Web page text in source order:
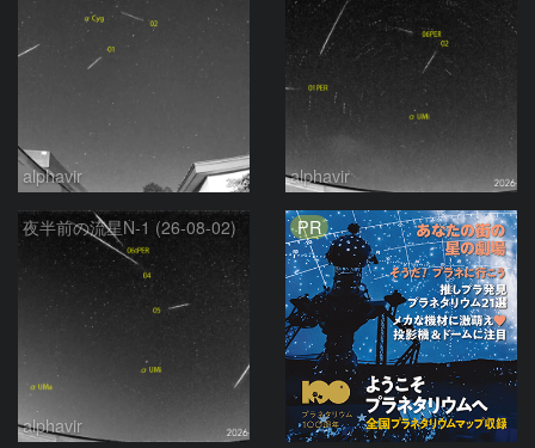
alphavir alphavir
夜半前の流星N-1 (26-08-02)
alphavir
PR